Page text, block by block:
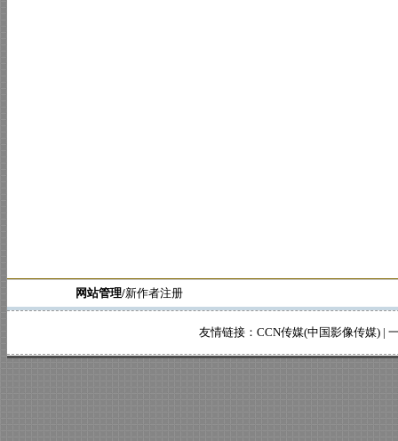
网站管理/新作者注册
友情链接： CCN传媒(中国影像传媒) |